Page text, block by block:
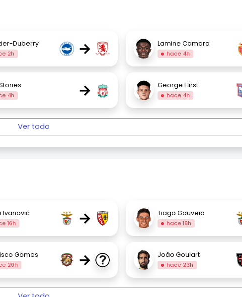
Duberry
2h → Lamine Camara
hace 4h
4h → George Hirst
hace 4h
Ver todo
Ivanović
16h → Tiago Gouveia
hace 19h
Gomes
20h → João Goulart
hace 23h